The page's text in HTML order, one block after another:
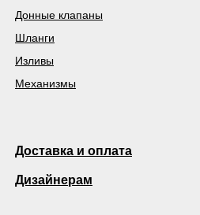
Механизмы
Донные клапаны
Шланги
Изливы
Дизайнерам
Доставка и оплата